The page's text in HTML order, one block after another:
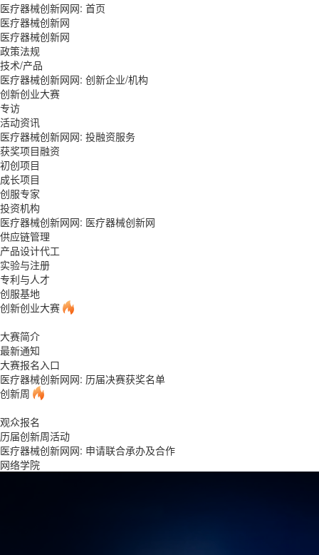
医疗器械创新网网: 首页
医疗器械创新网
医疗器械创新网
政策法规
技术/产品
医疗器械创新网网: 创新企业/机构
创新创业大赛
专访
活动资讯
医疗器械创新网网: 投融资服务
获奖项目融资
初创项目
成长项目
创服专家
投资机构
医疗器械创新网网: 医疗器械创新网
供应链管理
产品设计代工
实验与注册
专利与人才
创服基地
创新创业大赛
大赛简介
最新通知
大赛报名入口
医疗器械创新网网: 历届决赛获奖名单
创新周
观众报名
历届创新周活动
医疗器械创新网网: 申请联合承办及合作
网络学院